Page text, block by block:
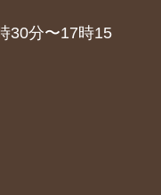
分〜17時15